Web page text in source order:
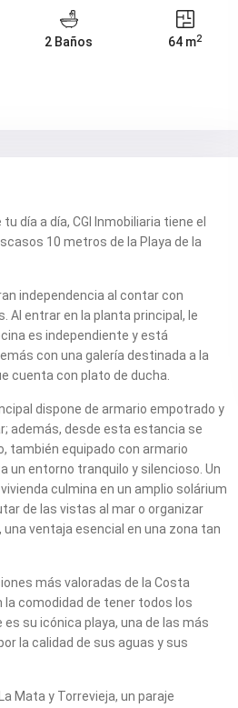
2 Baños 64 m2
día a día, CGI Inmobiliaria tiene el
10 metros de la Playa de la
independencia al contar con
Al entrar en la planta principal, le
es independiente y está
con una galería destinada a la
cuenta con plato de ducha.
dispone de armario empotrado y
además, desde esta estancia se
también equipado con armario
un entorno tranquilo y silencioso. Un
culmina en un amplio solárium
de las vistas al mar o organizar
ventaja esencial en una zona tan
más valoradas de la Costa
la comodidad de tener todos los
su icónica playa, una de las más
la calidad de sus aguas y sus
Mata y Torrevieja, un paraje